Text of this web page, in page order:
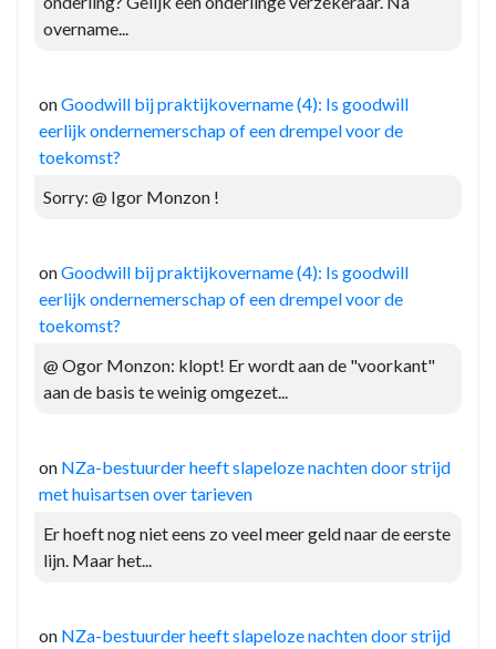
overname...
onGoodwill bij praktijkovername (4): Is goodwill
eerlijk ondernemerschap of een drempel voor de
toekomst?
Sorry: @ Igor Monzon !
onGoodwill bij praktijkovername (4): Is goodwill
eerlijk ondernemerschap of een drempel voor de
toekomst?
@ Ogor Monzon: klopt! Er wordt aan de "voorkant"
aan de basis te weinig omgezet...
on NZa-bestuurder heeft slapeloze nachten door strijd
met huisartsen over tarieven
Er hoeft nog niet eens zo veel meer geld naar de eerste
lijn. Maar het...
on NZa-bestuurder heeft slapeloze nachten door strijd